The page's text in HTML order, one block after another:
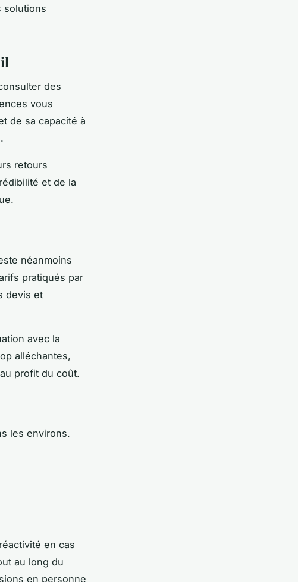
solutions
des
vous
de sa capacité à
retours
et de la
néanmoins
pratiqués par
devis et
avec la
alléchantes,
profit du coût.
les environs.
en cas
au long du
en personne